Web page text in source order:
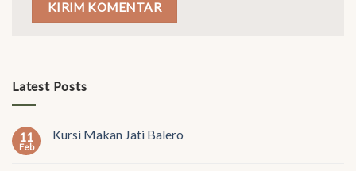
Latest Posts
11
Feb
Kursi Makan Jati Balero